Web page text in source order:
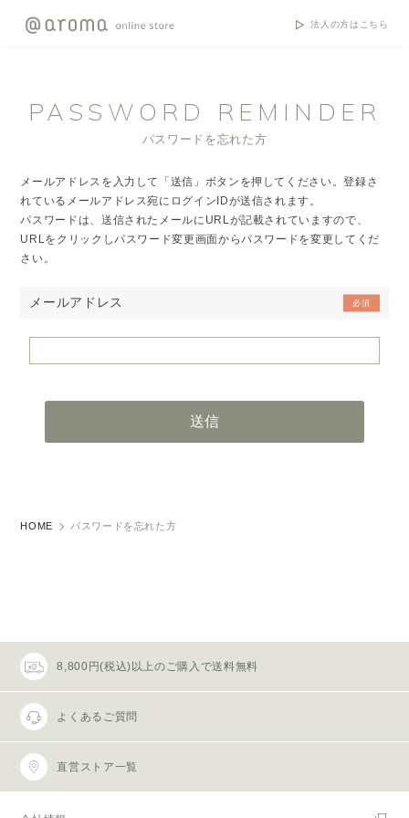
法人の方はこちら
PASSWORD REMINDER
パスワードを忘れた方
メールアドレスを入力して「送信」ボタンを押してください。登録さ
れているメールアドレス宛にログインIDが送信されます。
パスワードは、送信されたメールにURLが記載されていますので、
URLをクリックしパスワード変更画面からパスワードを変更してくだ
さい。
メールアドレス
HOME パスワードを忘れた方
8,800円(税込)以上のご購入で送料無料
よくあるご質問
直営ストア一覧